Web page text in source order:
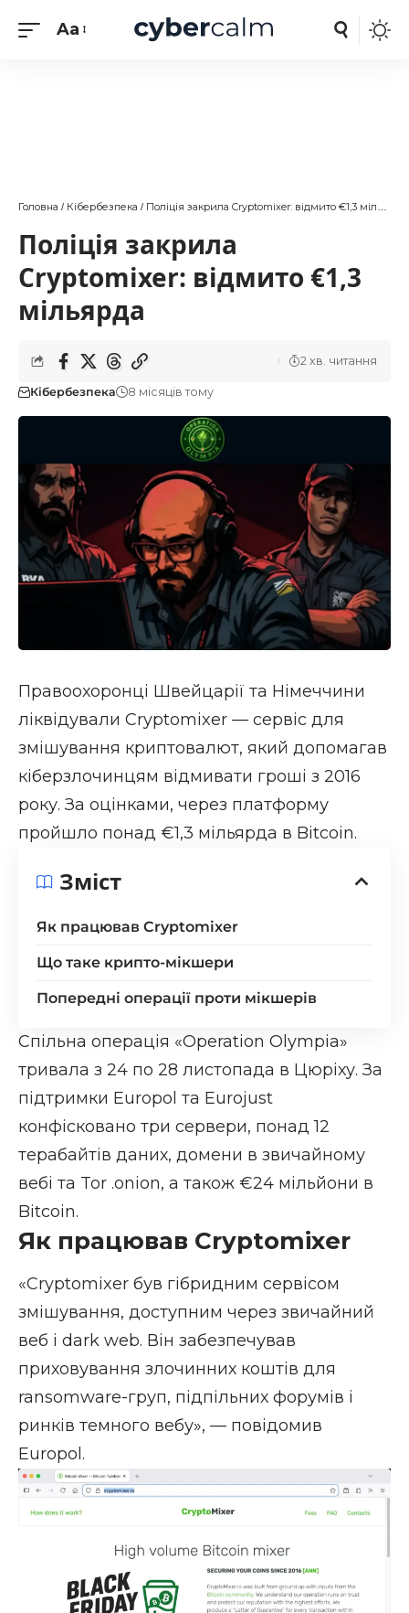
Aa
Головна / Кібербезпека / Поліція закрила Cryptomixer: відмито €1,3 мільярда
Поліція закрила
Cryptomixer: відмито €1,3
мільярда
Кібербезпека 8 місяців тому
2 хв. читання
Правоохоронці Швейцарії та Німеччини
ліквідували Cryptomixer — сервіс для
змішування криптовалют, який допомагав
кіберзлочинцям відмивати гроші з 2016
року. За оцінками, через платформу
пройшло понад €1,3 мільярда в Bitcoin.
Зміст
Як працював Cryptomixer
Що таке крипто-мікшери
Попередні операції проти мікшерів
Спільна операція «Operation Olympia»
тривала з 24 по 28 листопада в Цюріху. За
підтримки Europol та Eurojust
конфісковано три сервери, понад 12
терабайтів даних, домени в звичайному
вебі та Tor .onion, а також €24 мільйони в
Bitcoin.
Як працював Cryptomixer
«Cryptomixer був гібридним сервісом
змішування, доступним через звичайний
веб і dark web. Він забезпечував
приховування злочинних коштів для
ransomware-груп, підпільних форумів і
ринків темного вебу», — повідомив
Europol.